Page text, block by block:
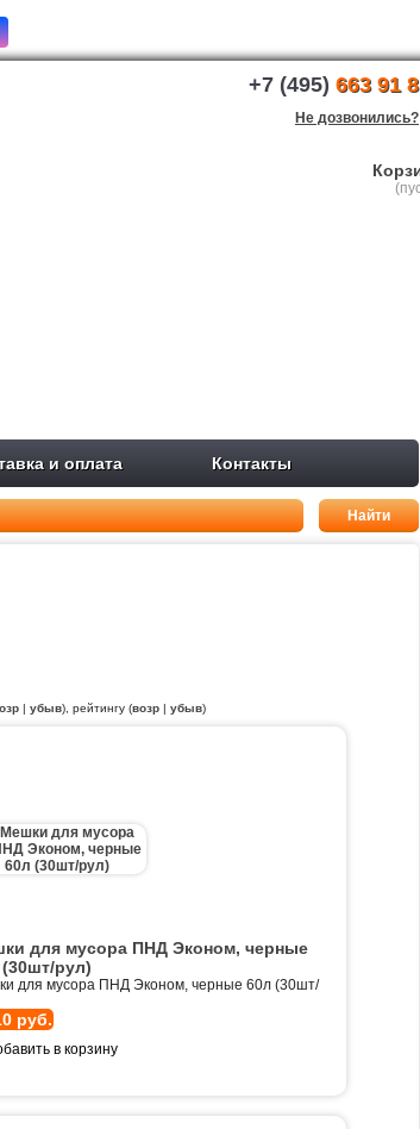
+7 (495) 663 91
Не дозвонились?
и оплата Контакты
| убыв), рейтингу (возр| убыв)
для мусора ПНД Эконом, черные
рул)
для мусора ПНД Эконом, черные 60л (30шт/
руб.